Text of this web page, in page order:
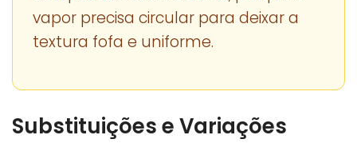
vapor precisa circular para deixar a
textura fofa e uniforme.
Substituições e Variações